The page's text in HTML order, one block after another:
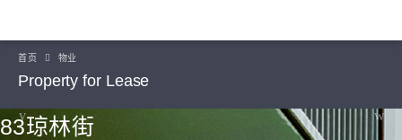
首页 物业
Property for Lease
83琼林街